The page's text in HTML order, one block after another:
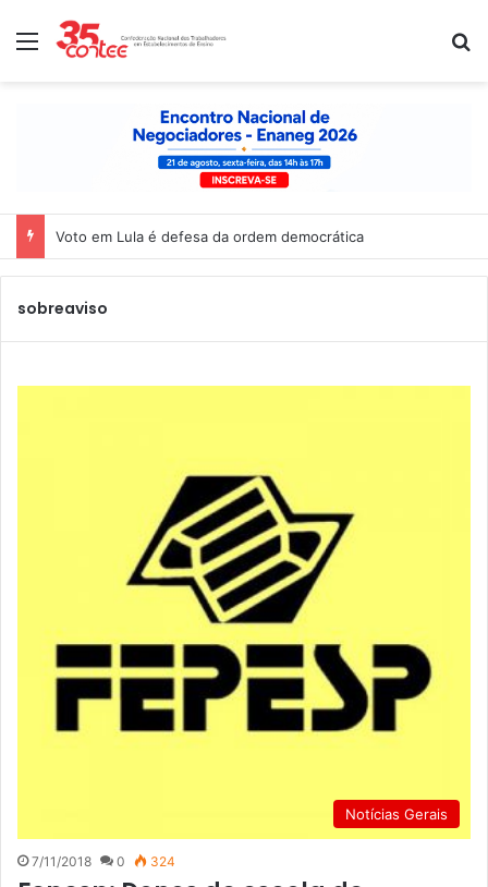
Menu
Voto em Lula é defesa da ordem democrática
sobreaviso
Notícias Gerais
7/11/2018 0 324